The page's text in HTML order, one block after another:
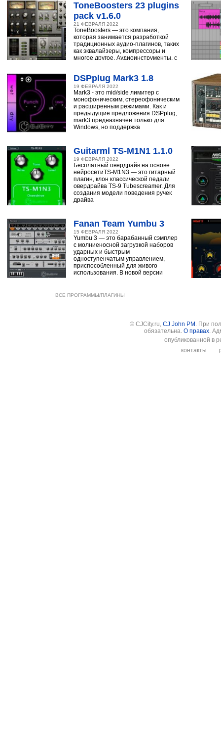
ToneBoosters 23 plugins
pack v1.6.0
21 ФЕВРАЛЯ 2022
ToneBoosters — это компания,
которая занимается разработкой
традиционных аудио-плагинов, таких
как эквалайзеры, компрессоры и
многое другое. Аудиоинструменты, с
DSPplug Mark3 1.8
19 ФЕВРАЛЯ 2022
Mark3 - это mid/side лимитер с
монофоническим, стереофоническим
и расширенным режимами. Как и
предыдущие предложения DSPplug,
mark3 предназначен только для
Windows, но поддержка
Guitarml TS-M1N1 1.1.0
19 ФЕВРАЛЯ 2022
Бесплатный овердрайв на основе
нейросетиTS-M1N3 — это гитарный
плагин, клон классической педали
овердрайва TS-9 Tubescreamer. Для
создания модели поведения ручек
драйва
Fanan Team Yumbu 3
15 ФЕВРАЛЯ 2022
Yumbu 3 — это барабанный сэмплер
с молниеносной загрузкой наборов
ударных и быстрым
одноступенчатым управлением,
приспособленный для живого
использования. В новой версии
ВСЕ ПРОГРАММЫ/ПЛАГИНЫ
© CJCity.ru, CJ John PM . При
обязательна. О правах.
опубликованной в
контакты